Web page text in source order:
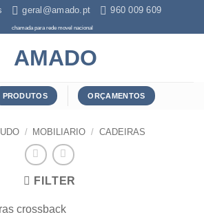
geral@amado.pt 960 009 609
chamada para rede movel nacional
PRODUTOS ORÇAMENTOS
/ MOBILIARIO / CADEIRAS
FILTER